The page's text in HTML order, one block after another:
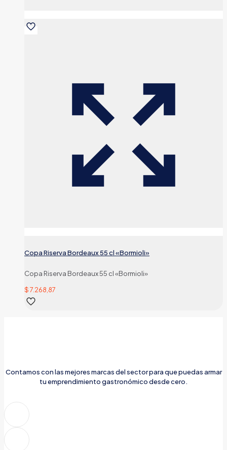
Copa Riserva Bordeaux 55 cl «Bormioli»
Copa Riserva Bordeaux 55 cl «Bormioli»
$7.268,87
Contamos con las mejores marcas del sector para que puedas armar
tu emprendimiento gastronómico desde cero.